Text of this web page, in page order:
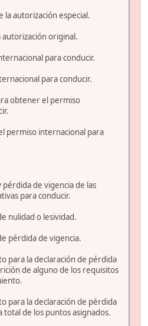
la autorización especial.
original.
para conducir.
para conducir.
obtener el permiso
permiso internacional para
pérdida de vigencia de las
para conducir.
nulidad o lesividad.
pérdida de vigencia.
para la declaración de pérdida
de alguno de los requisitos
para la declaración de pérdida
de los puntos asignados.